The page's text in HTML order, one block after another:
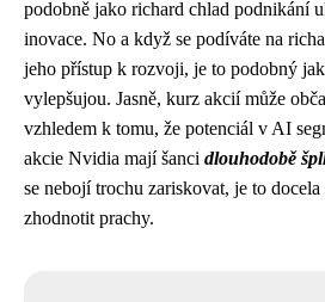
podobně jako richard chlad podnikání
inovace. No a když se podíváte na
jeho přístup k rozvoji, je to podobný
vylepšujou. Jasně, kurz akcií může
vzhledem k tomu, že potenciál v AI
akcie Nvidia mají šanci dlouhodobě
se nebojí trochu zariskovat, je to
zhodnotit prachy.